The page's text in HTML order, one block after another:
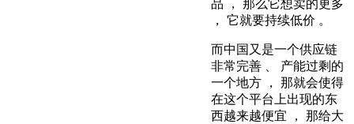
品 ， 那么它想卖的更多
， 它就要持续低价 。
而中国又是一个供应链
非常完善 、 产能过剩的
一个地方 ， 那就会使得
在这个平台上出现的东
西越来越便宜 ， 那给大